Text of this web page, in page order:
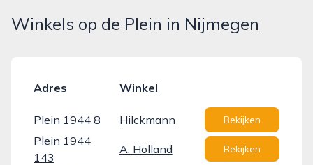
Winkels op de Plein in Nijmegen
Adres Winkel
Plein 1944 8 Hilckmann Bekijken
Plein 1944
143
A. Holland Bekijken